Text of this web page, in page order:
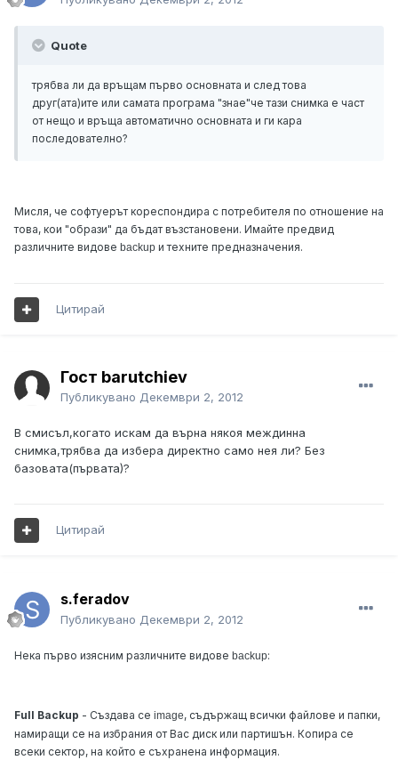
Quote
трябва ли да връщам първо основната и след това
друг(ата)ите или самата програма "знае"че тази снимка е част
от нещо и връща автоматично основната и ги кара
последователно?
Мисля, че софтуерът кореспондира с потребителя по отношение на
това, кои "образи" да бъдат възстановени. Имайте предвид
различните видове backup и техните предназначения.
Цитирай
Гост barutchiev
Публикувано Декември 2, 2012
В смисъл,когато искам да върна някоя междинна
снимка,трябва да избера директно само нея ли? Без
базовата(първата)?
Цитирай
s.feradov
Публикувано Декември 2, 2012
Нека първо изясним различните видове backup:
Full Backup - Създава се image, съдържащ всички файлове и папки,
намиращи се на избрания от Вас диск или партишън. Копира се
всеки сектор, на който е съхранена информация.